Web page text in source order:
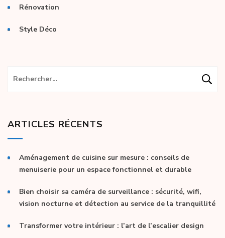
Rénovation
Style Déco
Rechercher :
ARTICLES RÉCENTS
Aménagement de cuisine sur mesure : conseils de
menuiserie pour un espace fonctionnel et durable
Bien choisir sa caméra de surveillance : sécurité, wifi,
vision nocturne et détection au service de la tranquillité
Transformer votre intérieur : l’art de l’escalier design